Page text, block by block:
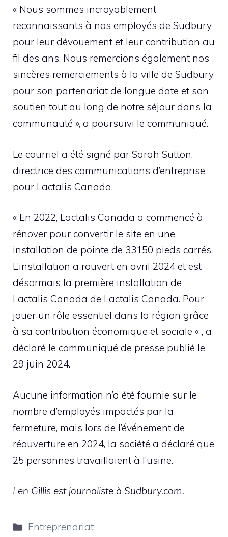
« Nous sommes incroyablement
reconnaissants à nos employés de Sudbury
pour leur dévouement et leur contribution au
fil des ans. Nous remercions également nos
sincères remerciements à la ville de Sudbury
pour son partenariat de longue date et son
soutien tout au long de notre séjour dans la
communauté », a poursuivi le communiqué.
Le courriel a été signé par Sarah Sutton,
directrice des communications d’entreprise
pour Lactalis Canada.
« En 2022, Lactalis Canada a commencé à
rénover pour convertir le site en une
installation de pointe de 33150 pieds carrés.
L’installation a rouvert en avril 2024 et est
désormais la première installation de
Lactalis Canada de Lactalis Canada. Pour
jouer un rôle essentiel dans la région grâce
à sa contribution économique et sociale « , a
déclaré le communiqué de presse publié le
29 juin 2024.
Aucune information n’a été fournie sur le
nombre d’employés impactés par la
fermeture, mais lors de l’événement de
réouverture en 2024, la société a déclaré que
25 personnes travaillaient à l’usine.
Len Gillis est journaliste à Sudbury.com.
Catégories
Entreprenariat